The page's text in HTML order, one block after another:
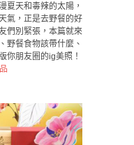
夏天和毒辣的太陽，
氣，正是去野餐的好
們別緊張，本篇就來
野餐食物該帶什麼、
你朋友圈的ig美照！